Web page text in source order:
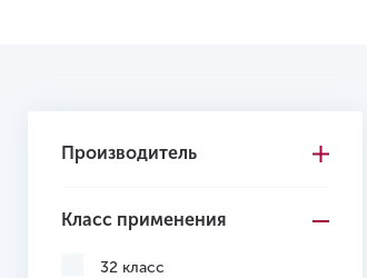
Производитель
Класс применения
32 класс